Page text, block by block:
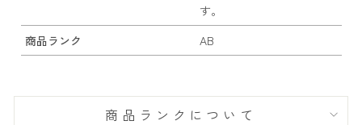
す。
商品ランク
AB
商品ランクについて